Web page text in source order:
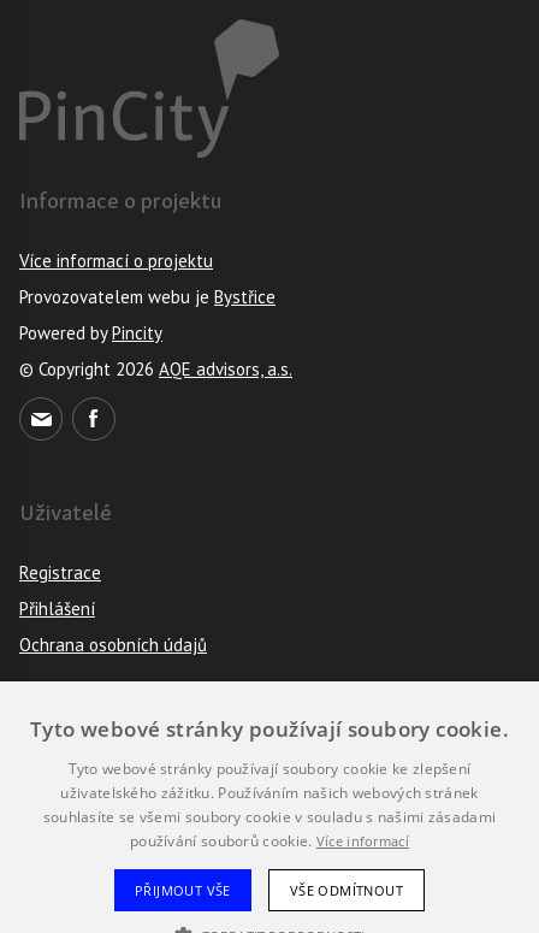
Informace o projektu
Více informací o projektu
Provozovatelem webu je Bystřice
Powered byPincity
© Copyright 2026 AQE advisors, a.s.
Uživatelé
Registrace
Přihlášení
Ochrana osobních údajů
Pravidla
Návod k použití
Podmínky použití
Tyto webové stránky používají soubory cookie.
Tyto webové stránky používají soubory cookie ke zlepšení
uživatelského zážitku. Používáním našich webových stránek
souhlasíte se všemi soubory cookie v souladu s našimi zásadami
používání souborů cookie. Více informací
PŘIJMOUT VŠE VŠE ODMÍTNOUT